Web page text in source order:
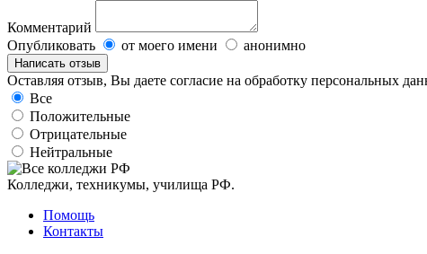
Комментарий
Опубликовать
от моего имени анонимно
Оставляя отзыв, Вы даете согласие на обработку персональных
Все
Положительные
Отрицательные
Нейтральные
Колледжи, техникумы, училища РФ.
Помощь
Контакты